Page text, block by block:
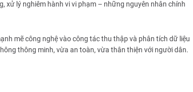
xử lý nghiêm hành vi vi phạm – những nguyên nhân chính
mẽ công nghệ vào công tác thu thập và phân tích dữ liệu
thông minh, vừa an toàn, vừa thân thiện với người dân.